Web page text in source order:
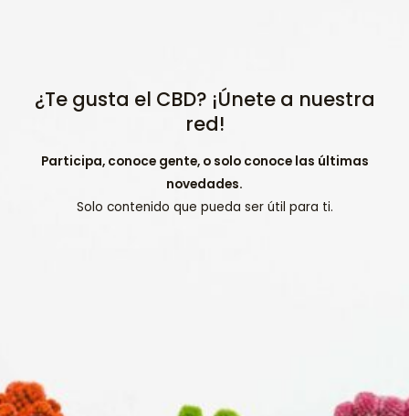
¿Te gusta el CBD? ¡Únete a nuestra
red!
Participa, conoce gente, o solo conoce las últimas
novedades.
Solo contenido que pueda ser útil para ti.